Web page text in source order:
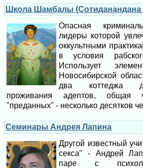
Школа Шамбалы (Сотиданандана
Опасная
лидеры которой
оккультными
в условия
Использует
Новосибирской
два коттеджа
проживания адептов, общая
"преданных" - несколько десятков
Семинары Андрея Лапина
Другой известный
секса" - Андрей
паре с